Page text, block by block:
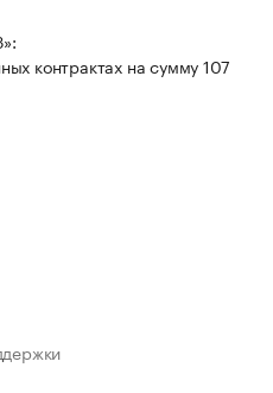
контрактах на сумму 107